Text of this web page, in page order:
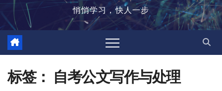
悄悄学习，快人一步
标签： 自考公文写作与处理